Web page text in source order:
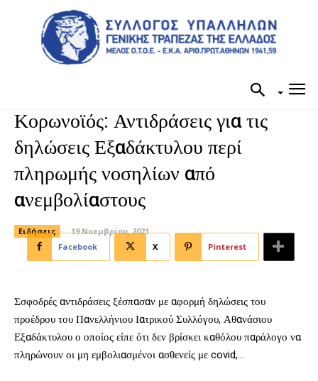
Κορωνοϊός: Αντιδράσεις για τις
δηλώσεις Εξαδάκτυλου περί
πληρωμής νοσηλίων από
ανεμβολίαστους
Ειδήσεις
19 Νοεμβρίου, 2021
Facebook
X Pinterest
Σσφοδρές αντιδράσεις ξέσπασαν με αφορμή δηλώσεις του
προέδρου του Πανελλήνιου Ιατρικού Συλλόγου, Αθανάσιου
Εξαδάκτυλου ο οποίος είπε ότι δεν βρίσκει καθόλου παράλογο να
πληρώνουν οι μη εμβολιασμένοι ασθενείς με covid,…